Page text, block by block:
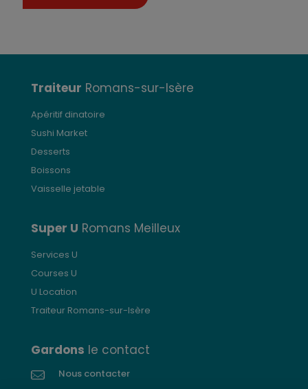
Traiteur Romans-sur-Isère
Apéritif dinatoire
Sushi Market
Desserts
Boissons
Vaisselle jetable
Super U Romans Meilleux
Services U
Courses U
U Location
Traiteur Romans-sur-Isère
Gardons le contact
Nous contacter